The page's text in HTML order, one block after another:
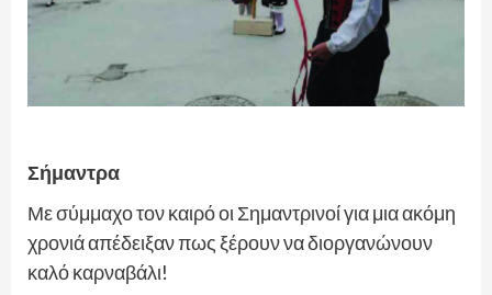
Σήμαντρα
Με σύμμαχο τον καιρό οι Σημαντρινοί για μια ακόμη
χρονιά απέδειξαν πως ξέρουν να διοργανώνουν
καλό καρναβάλι!